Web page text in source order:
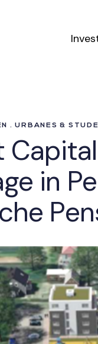
. URBANES &
in